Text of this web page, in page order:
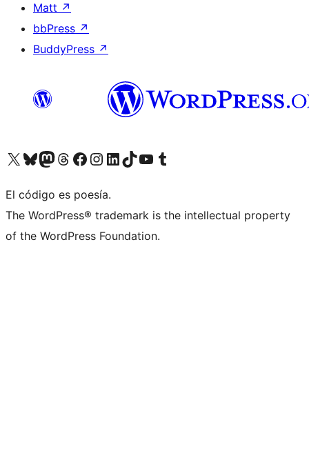
Matt ↗
bbPress ↗
BuddyPress ↗
Visitá nuestra cuenta de X (anteriormente Twitter)
Visitá nuestra cuenta de Bluesky
Visitá nuestra cuenta de Mastodon
Visitá nuestra cuenta de Threads
Visitá nuestra página de Facebook
Visitá nuestra cuenta de Instagram
Visitá nuestra cuenta de LinkedIn
Visitá nuestra cuenta de TikTok
Visitá nuestro canal de YouTube
Visitá nuestra cuenta de Tumblr
El código es poesía.
The WordPress® trademark is the intellectual property
of the WordPress Foundation.